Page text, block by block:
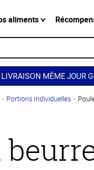
aliments
MÊME JOUR
Portions Individuelles